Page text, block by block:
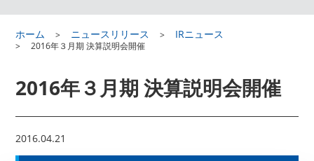
ホーム ニュースリリース IRニュース
2016年３月期 決算説明会開催
2016年３月期 決算説明会開催
2016.04.21